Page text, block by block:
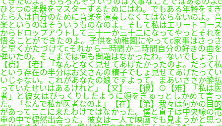
ひとつの楽器をマスターするためにはね。でもある年齢をすぎ
たら人は自分のために音楽を演奏しなくてはならないのよ。音
楽というのはそういうものなのよ。そして私はエリートコース
からドロップアウトして三十一か三十二になってやっとそれを
悟ることができたのよ。子供を幼稚園にやってc家事はさっさ
と早くかたづけてcそれから一時間か二時間自分の好きの曲を
弾いたの。そこまでは何も問題はなかったわ。ないでしょう」
【费】【者】「なんとなく見せてあげたかったのよ。だって私
という存在の半分はお父さんの精子でしょ見せてあげたってい
いじゃない。これがあなたの娘ですよって。まあいささか酔払
っていたせいはあるけれど」【又】┄【很】⊙【难】「私は医
者」と彼女はびっくりしたように顔をぎゅっとしかめて言っ
た。「なんで私が医者なのよ」【在】【第】我々は何かの目的
があってここに来たわけではなかった。僕と直子は中央線の電
車の中で偶然出会った。彼女は一人で映画でも見ようかと思っ